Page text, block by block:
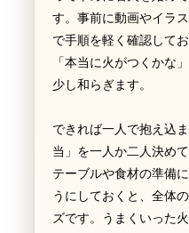
す。事前に動画やイラ
で手順を軽く確認してお
「本当に火がつくかな
少し和らぎます。
できれば一人で抱え込
当」を一人か二人決め
テーブルや食材の準備
うにしておくと、全体
ズです。うまくいった